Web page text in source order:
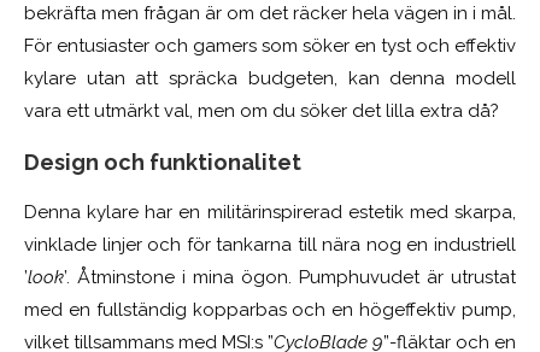
bekräfta men frågan är om det räcker hela vägen in i mål.
För entusiaster och gamers som söker en tyst och effektiv
kylare utan att spräcka budgeten, kan denna modell
vara ett utmärkt val, men om du söker det lilla extra då?
Design och funktionalitet
Denna kylare har en militärinspirerad estetik med skarpa,
vinklade linjer och för tankarna till nära nog en industriell
’look’. Åtminstone i mina ögon. Pumphuvudet är utrustat
med en fullständig kopparbas och en högeffektiv pump,
vilket tillsammans med MSI:s ”CycloBlade 9”-fläktar och en